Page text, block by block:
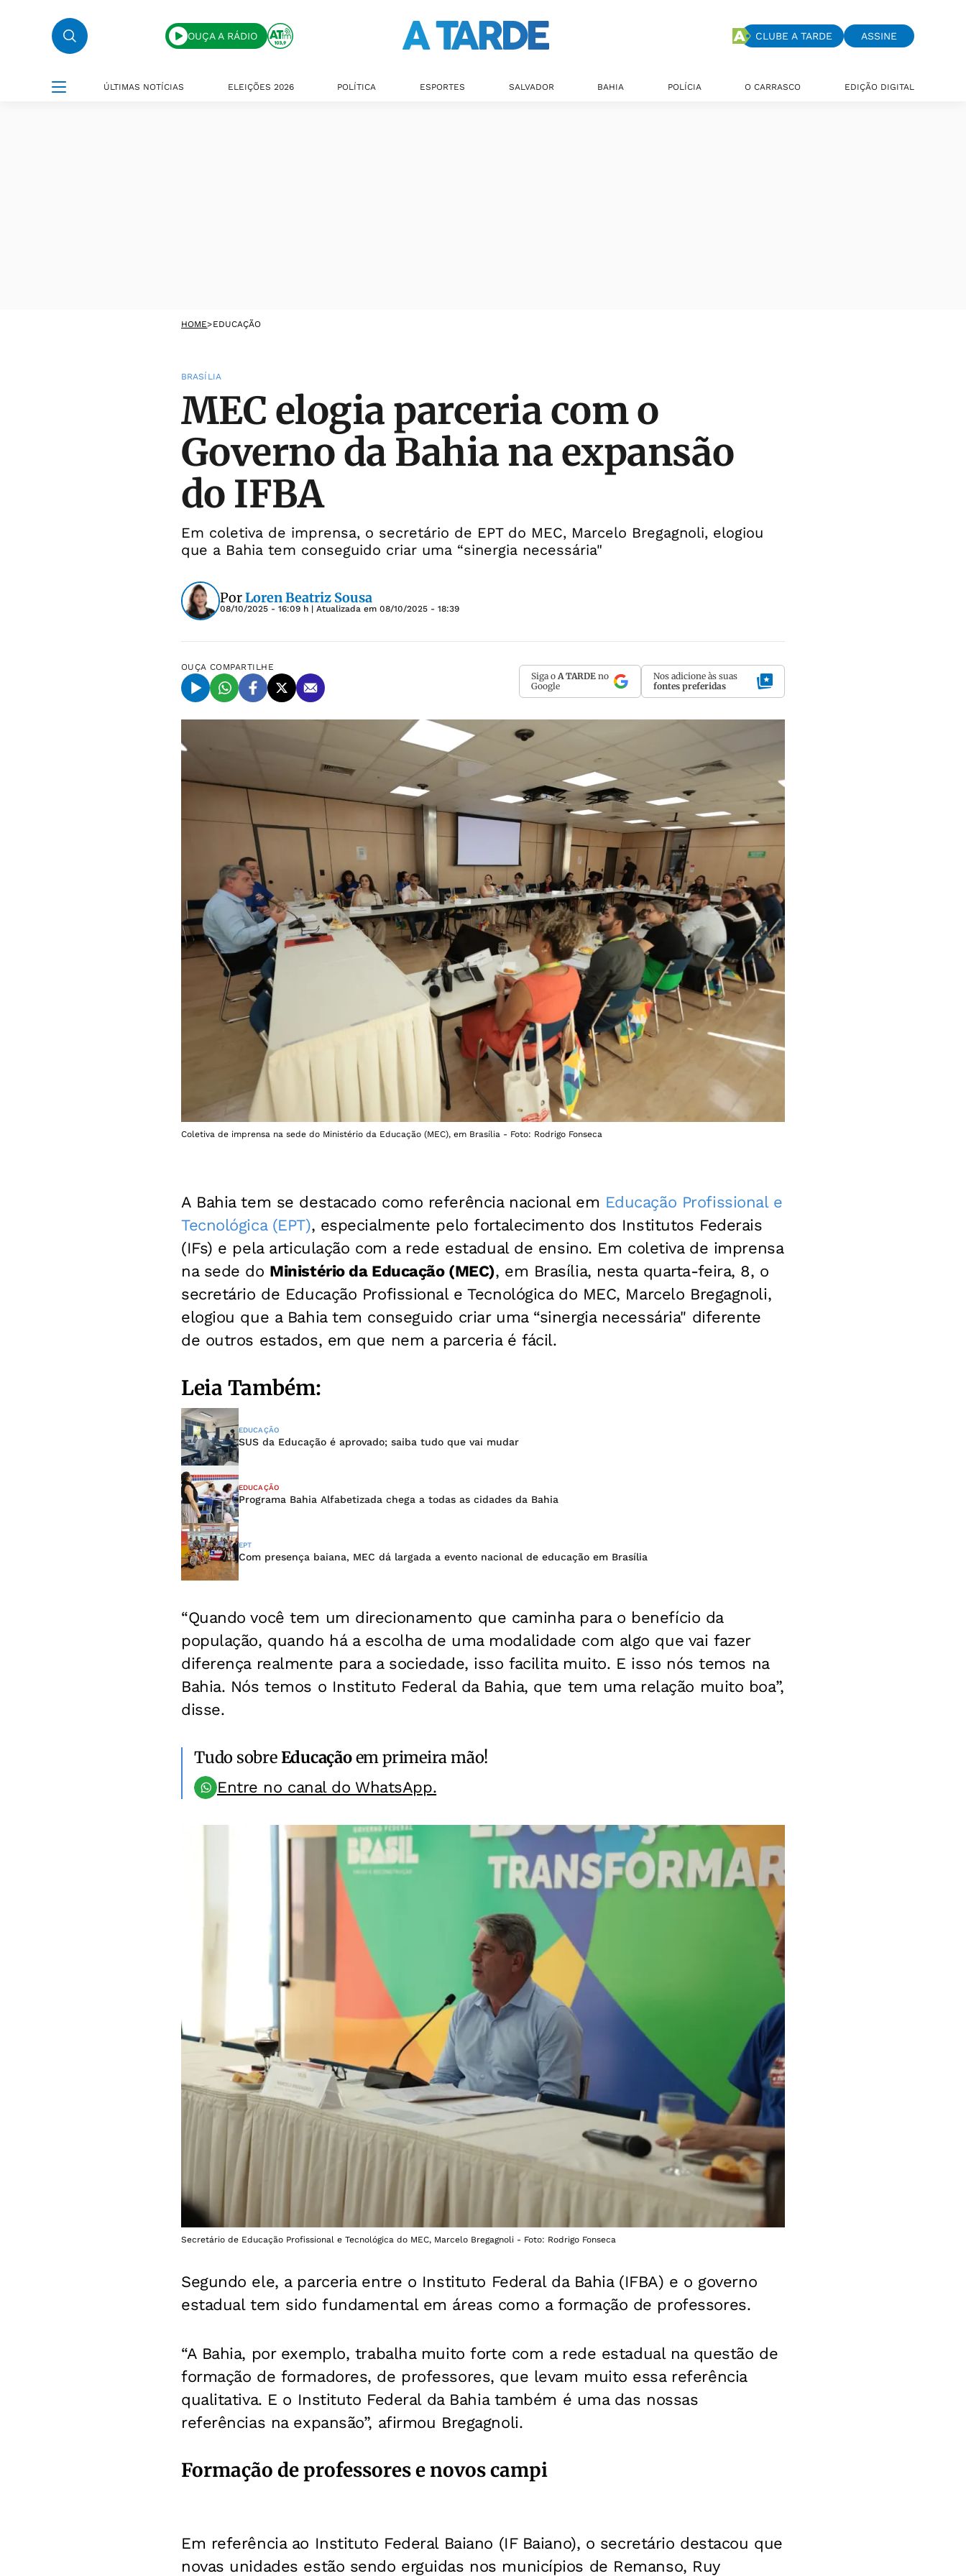
OUÇA A RÁDIO CLUBE A TARDE ASSINE
ÚLTIMAS NOTÍCIAS ELEIÇÕES 2026 POLÍTICA ESPORTES SALVADOR BAHIA POLÍCIA O CARRASCO EDIÇÃO DIGITAL
HOME>EDUCAÇÃO
BRASÍLIA
MEC elogia parceria com o
Governo da Bahia na expansão
do IFBA
Em coletiva de imprensa, o secretário de EPT do MEC, Marcelo Bregagnoli, elogiou
que a Bahia tem conseguido criar uma “sinergia necessária"
PorLoren Beatriz Sousa
08/10/2025 - 16:09 h | Atualizada em 08/10/2025 - 18:39
OUÇA COMPARTILHE
Siga o A TARDE no
Google
Nos adicione às suas
fontes preferidas
Coletiva de imprensa na sede do Ministério da Educação (MEC), em Brasília - Foto: Rodrigo Fonseca
A Bahia tem se destacado como referência nacional em Educação Profissional e
Tecnológica (EPT), especialmente pelo fortalecimento dos Institutos Federais
(IFs) e pela articulação com a rede estadual de ensino. Em coletiva de imprensa
na sede do Ministério da Educação (MEC), em Brasília, nesta quarta-feira, 8, o
secretário de Educação Profissional e Tecnológica do MEC, Marcelo Bregagnoli,
elogiou que a Bahia tem conseguido criar uma “sinergia necessária" diferente
de outros estados, em que nem a parceria é fácil.
Leia Também:
EDUCAÇÃO
SUS da Educação é aprovado; saiba tudo que vai mudar
EDUCAÇÃO
Programa Bahia Alfabetizada chega a todas as cidades da Bahia
EPT
Com presença baiana, MEC dá largada a evento nacional de educação em Brasília
“Quando você tem um direcionamento que caminha para o benefício da
população, quando há a escolha de uma modalidade com algo que vai fazer
diferença realmente para a sociedade, isso facilita muito. E isso nós temos na
Bahia. Nós temos o Instituto Federal da Bahia, que tem uma relação muito boa”,
disse.
Tudo sobreEducaçãoem primeira mão!
Entre no canal do WhatsApp.
Secretário de Educação Profissional e Tecnológica do MEC, Marcelo Bregagnoli - Foto: Rodrigo Fonseca
Segundo ele, a parceria entre o Instituto Federal da Bahia (IFBA) e o governo
estadual tem sido fundamental em áreas como a formação de professores.
“A Bahia, por exemplo, trabalha muito forte com a rede estadual na questão de
formação de formadores, de professores, que levam muito essa referência
qualitativa. E o Instituto Federal da Bahia também é uma das nossas
referências na expansão”, afirmou Bregagnoli.
Formação de professores e novos campi
Em referência ao Instituto Federal Baiano (IF Baiano), o secretário destacou que
novas unidades estão sendo erguidas nos municípios de Remanso, Ruy